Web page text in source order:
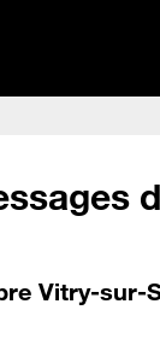
Vitry-sur-